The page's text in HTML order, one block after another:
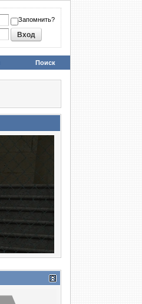
Запомнить?
Поиск